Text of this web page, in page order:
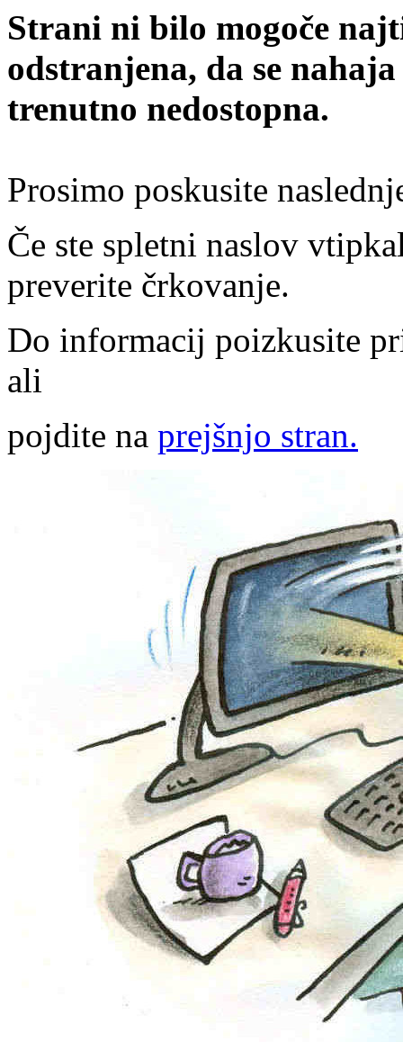
Strani ni bilo mogoče
odstranjena, da se
trenutno nedostopna.
Prosimo poskusite
Če ste spletni naslov
preverite črkovanje.
Do informacij poizkusite
ali
pojdite na prejšnjo stran.